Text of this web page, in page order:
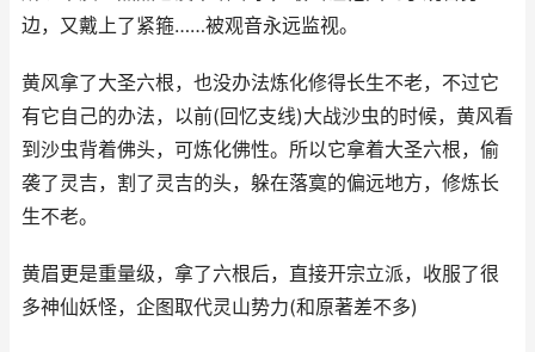
边，又戴上了紧箍……被观音永远监视。
黄风拿了大圣六根，也没办法炼化修得长生不老，不过它
有它自己的办法，以前(回忆支线)大战沙虫的时候，黄风看
到沙虫背着佛头，可炼化佛性。所以它拿着大圣六根，偷
袭了灵吉，割了灵吉的头，躲在落寞的偏远地方，修炼长
生不老。
黄眉更是重量级，拿了六根后，直接开宗立派，收服了很
多神仙妖怪，企图取代灵山势力(和原著差不多)